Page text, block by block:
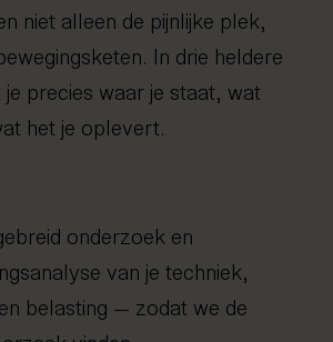
niet alleen de pijnlijke plek,
In drie heldere
precies waar je staat, wat
het je oplevert.
onderzoek en
van je techniek,
belasting — zodat we de